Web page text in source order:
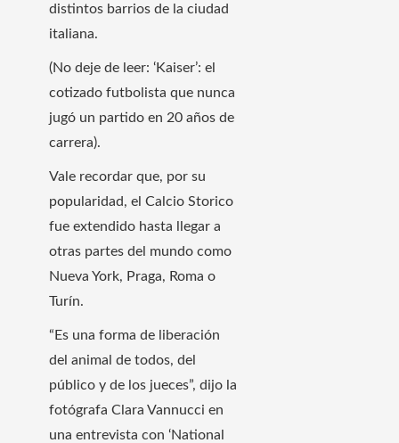
distintos barrios de la ciudad
italiana.
(No deje de leer: ‘Kaiser’: el
cotizado futbolista que nunca
jugó un partido en 20 años de
carrera).
Vale recordar que, por su
popularidad, el Calcio Storico
fue extendido hasta llegar a
otras partes del mundo como
Nueva York, Praga, Roma o
Turín.
“Es una forma de liberación
del animal de todos, del
público y de los jueces”, dijo la
fotógrafa Clara Vannucci en
una entrevista con ‘National